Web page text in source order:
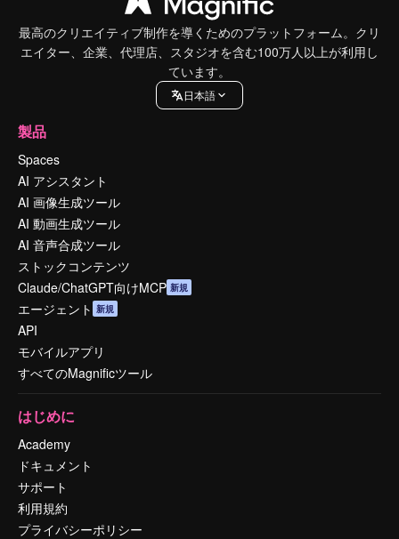
最高のクリエイティブ制作を導くためのプラットフォーム。クリ
エイター、企業、代理店、スタジオを含む100万人以上が利用し
ています。
日本語
製品
Spaces
AI アシスタント
AI 画像生成ツール
AI 動画生成ツール
AI 音声合成ツール
ストックコンテンツ
Claude/ChatGPT向けMCP 新規
エージェント 新規
API
モバイルアプリ
すべてのMagnificツール
はじめに
Academy
ドキュメント
サポート
利用規約
プライバシーポリシー